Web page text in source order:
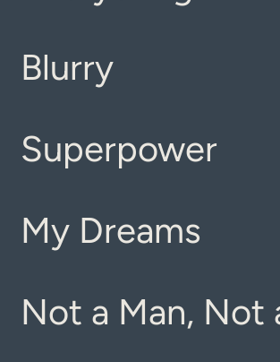
Blurry
Superpower
My Dreams
Not a Man, Not